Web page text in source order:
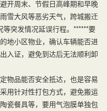
开周末、节假日高峰期和早晚
雪大风等恶劣天气，跨城搬迁
突发情况延误行程。******要
地小区物业，确认车辆能否进
入证，避免到达后无法顺利卸
物品能否安全抵达，也是容易
用针对性打包方式，避免搬运
瓷餐具等，要用气泡膜单独包